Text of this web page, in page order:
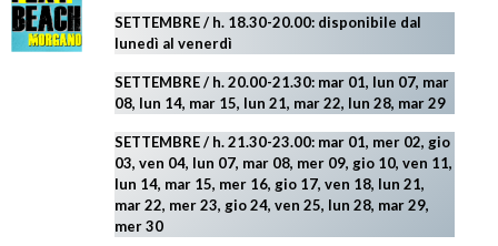
SETTEMBRE / h. 18.30-20.00: disponibile dal
lunedì al venerdì
SETTEMBRE / h. 20.00-21.30: mar 01, lun 07, mar
08, lun 14, mar 15, lun 21, mar 22, lun 28, mar 29
SETTEMBRE / h. 21.30-23.00: mar 01, mer 02, gio
03, ven 04, lun 07, mar 08, mer 09, gio 10, ven 11,
lun 14, mar 15, mer 16, gio 17, ven 18, lun 21,
mar 22, mer 23, gio 24, ven 25, lun 28, mar 29,
mer 30